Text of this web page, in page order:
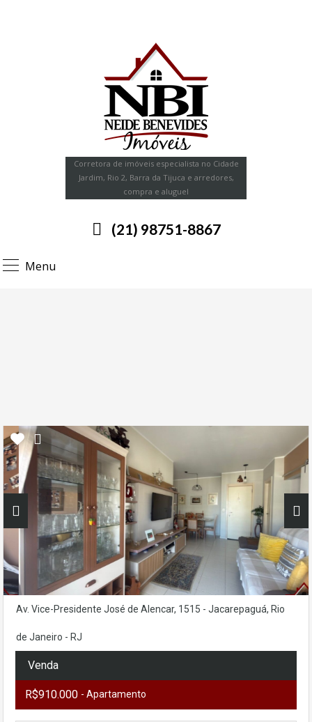
Corretora de imóveis especialista no Cidade
Jardim, Rio 2, Barra da Tijuca e arredores,
compra e aluguel
Menu
(21) 98751-8867
Av. Vice-Presidente José de Alencar, 1515 - Jacarepaguá, Rio
de Janeiro - RJ
Venda
R$910.000 - Apartamento